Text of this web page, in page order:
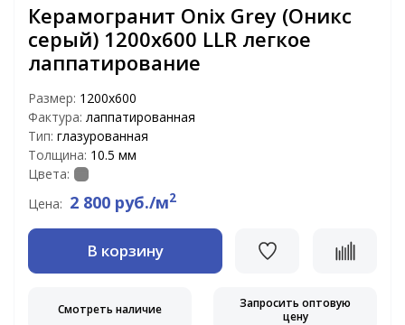
Керамогранит Onix Grey (Оникс
серый) 1200x600 LLR легкое
лаппатирование
Размер: 1200х600
Фактура: лаппатированная
Тип: глазурованная
Толщина: 10.5 мм
Цвета:
Цена: 2 800 руб./м2
В корзину
Смотреть наличие
Запросить оптовую
цену